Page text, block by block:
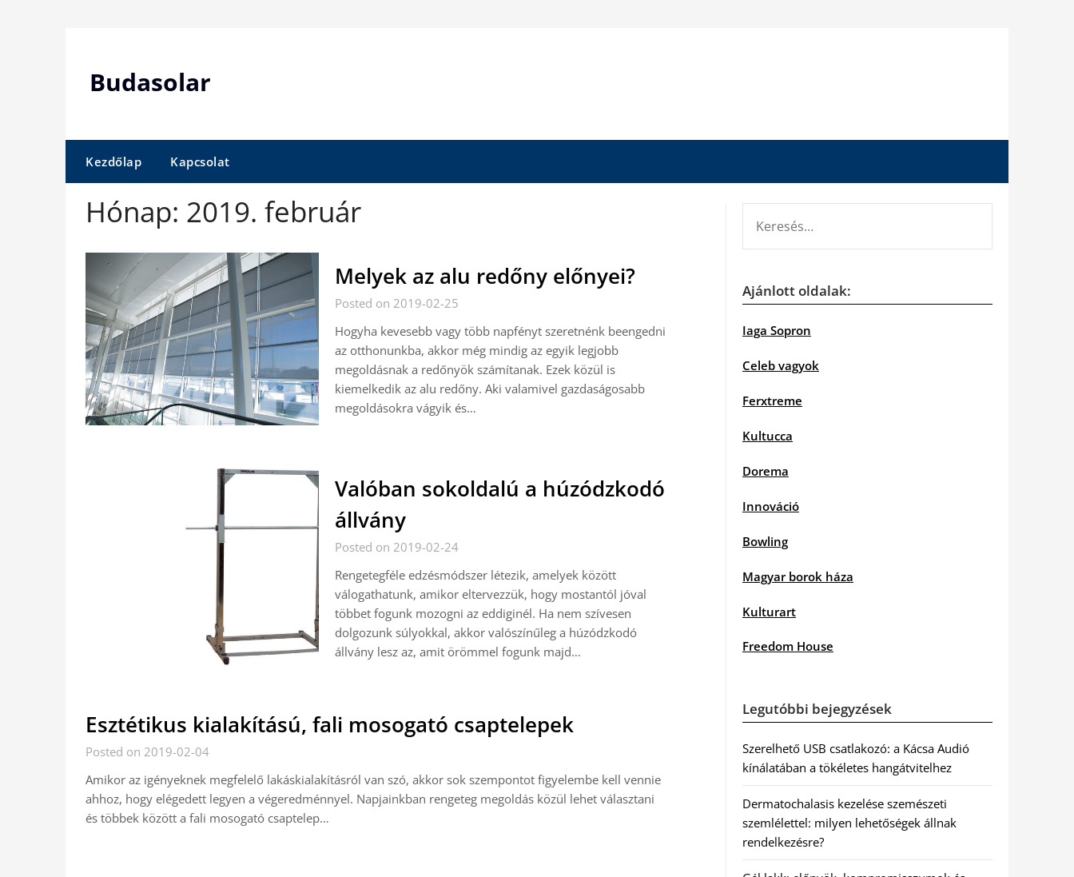
Budasolar
Kezdőlap Kapcsolat
Hónap: 2019. február
Melyek az alu redőny előnyei?
Posted on 2019-02-25
Hogyha kevesebb vagy több napfényt szeretnénk beengedni
az otthonunkba, akkor még mindig az egyik legjobb
megoldásnak a redőnyök számítanak. Ezek közül is
kiemelkedik az alu redőny. Aki valamivel gazdaságosabb
megoldásokra vágyik és…
Valóban sokoldalú a húzódzkodó
állvány
Posted on 2019-02-24
Rengetegféle edzésmódszer létezik, amelyek között
válogathatunk, amikor eltervezzük, hogy mostantól jóval
többet fogunk mozogni az eddiginél. Ha nem szívesen
dolgozunk súlyokkal, akkor valószínűleg a húzódzkodó
állvány lesz az, amit örömmel fogunk majd…
Esztétikus kialakítású, fali mosogató csaptelepek
Posted on 2019-02-04
Amikor az igényeknek megfelelő lakáskialakításról van szó, akkor sok szempontot figyelembe kell vennie
ahhoz, hogy elégedett legyen a végeredménnyel. Napjainkban rengeteg megoldás közül lehet választani
és többek között a fali mosogató csaptelep…
Ajánlott oldalak:
Iaga Sopron
Celeb vagyok
Ferxtreme
Kultucca
Dorema
Innováció
Bowling
Magyar borok háza
Kulturart
Freedom House
Legutóbbi bejegyzések
Szerelhető USB csatlakozó: a Kácsa Audió
kínálatában a tökéletes hangátvitelhez
Dermatochalasis kezelése szemészeti
szemlélettel: milyen lehetőségek állnak
rendelkezésre?